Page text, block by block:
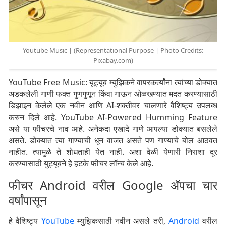
Youtube Music | (Representational Purpose | Photo Credits:
Pixabay.com)
YouTube Free Music: यूट्यूब म्युझिकने वापरकर्त्यांना त्यांच्या डोक्यात
अडकलेली गाणी फक्त गुणगुणून किंवा गाऊन ओळखण्यात मदत करण्यासाठी
डिझाइन केलेले एक नवीन आणि AI-शक्तीवर चालणारे वैशिष्ट्य उपलब्ध
करुन दिले आहे. YouTube AI-Powered Humming Feature
असे या फीचरचे नाव आहे. अनेकदा एखादे गाणे आपल्या डोक्यात बसलेले
असते. डोक्यात त्या गाण्याची धून वाजत असते पण गाण्याचे बोल आठवत
नाहीत. त्यामुळे ते शोधताही येत नाही. अशा वेळी येणारी निराशा दूर
करण्यासाठी युट्यूबने हे हटके फीचर लॉन्च केले आहे.
फीचर Android वरील Google ॲपचा चार
वर्षांपासून
हे वैशिष्ट्य YouTubeम्युझिकसाठी नवीन असले तरी, Androidवरील